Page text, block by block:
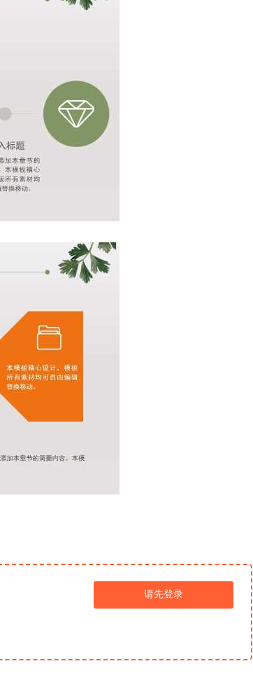
请先登录